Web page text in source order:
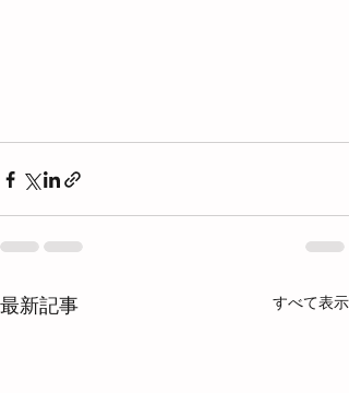
最新記事 すべて表示